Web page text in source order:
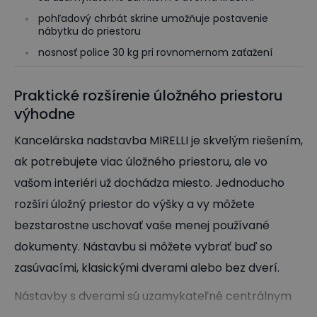
pohľadový chrbát skrine umožňuje postavenie
nábytku do priestoru
nosnosť police 30 kg pri rovnomernom zaťažení
Praktické rozšírenie úložného priestoru
výhodne
Kancelárska nadstavba MIRELLI je skvelým riešením,
ak potrebujete viac úložného priestoru, ale vo
vašom interiéri už dochádza miesto. Jednoducho
rozšíri úložný priestor do výšky a vy môžete
bezstarostne uschovať vaše menej používané
dokumenty. Nástavbu si môžete vybrať buď so
zasúvacími, klasickými dverami alebo bez dverí.
Nástavby s dverami sú uzamykateľné centrálnym